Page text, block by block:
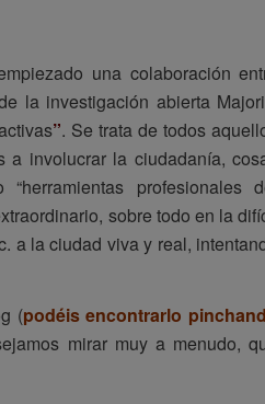
una colaboración
la investigación abierta
”. Se trata de todos
a involucrar la ciudadanía,
profesionales
sobre todo en la
a la ciudad viva y real,
(podéis encontrarlo
mirar muy a menudo,